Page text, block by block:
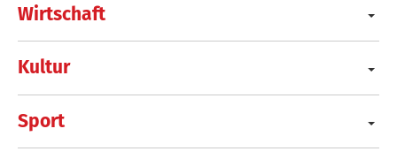
Wirtschaft
Kultur
Sport